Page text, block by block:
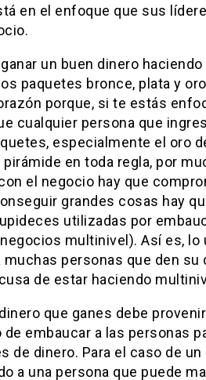
en el enfoque que sus
un buen dinero haciendo
paquetes bronce, plata y
porque, si te estás
cualquier persona que
especialmente el oro
en toda regla, por
el negocio hay que
grandes cosas hay
utilizadas por
multinivel). Así es, lo
personas que den su
de estar haciendo
que ganes debe
embaucar a las personas
de dinero. Para el caso de un
a una persona que puede